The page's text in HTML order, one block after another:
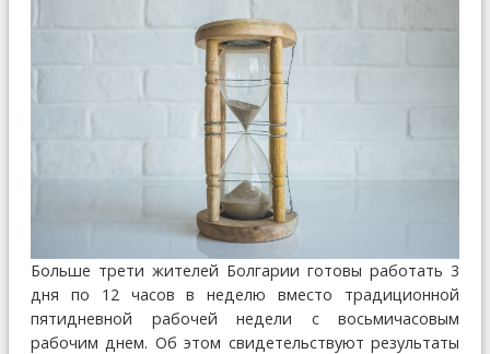
Больше трети жителей Болгарии готовы работать 3
дня по 12 часов в неделю вместо традиционной
пятидневной рабочей недели с восьмичасовым
рабочим днем. Об этом свидетельствуют результаты